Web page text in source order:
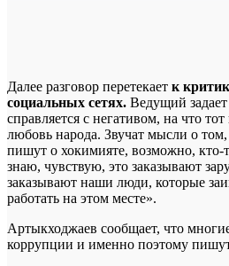
Далее разговор перетекает к
социальных сетях. Ведущий
справляется с негативом, на что
любовь народа. Звучат мысли о
пишут о хокимияте, возможно, кто-
знаю, чувствую, это заказывают
заказывают наши люди, которые
работать на этом месте».
Артыкходжаев сообщает, что
коррупции и именно поэтому